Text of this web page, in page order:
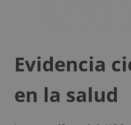
Evidencia
en la salud